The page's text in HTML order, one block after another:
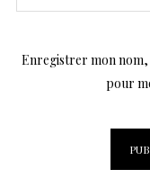
Enregistrer mon nom,
pour